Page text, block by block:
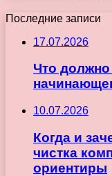
Последние записи
17.07.2026
Что
10.07.2026
Когда и
чистка
ориентиры